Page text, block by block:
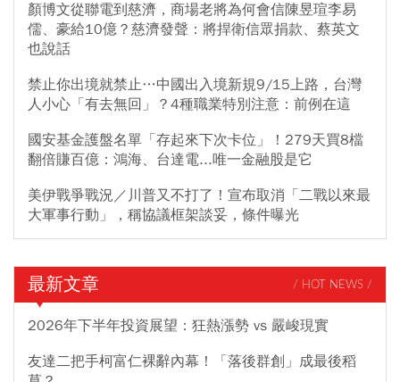
顏博文從聯電到慈濟，商場老將為何會信陳昱瑄李易
儒、豪給10億？慈濟發聲：將捍衛信眾捐款、蔡英文
也說話
禁止你出境就禁止…中國出入境新規9/15上路，台灣
人小心「有去無回」？4種職業特別注意：前例在這
國安基金護盤名單「存起來下次卡位」！279天買8檔
翻倍賺百億：鴻海、台達電...唯一金融股是它
美伊戰爭戰況／川普又不打了！宣布取消「二戰以來最
大軍事行動」，稱協議框架談妥，條件曝光
最新文章 / HOT NEWS /
2026年下半年投資展望：狂熱漲勢 vs 嚴峻現實
友達二把手柯富仁裸辭內幕！「落後群創」成最後稻